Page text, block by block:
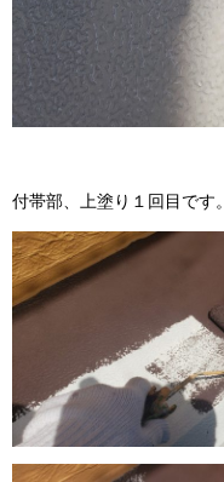
付帯部、上塗り１回目です。